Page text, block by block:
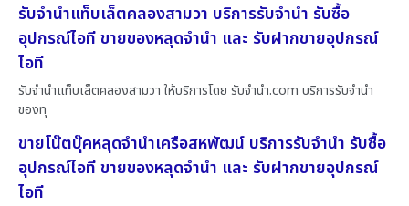
รับจำนำแท็บเล็ตคลองสามวา บริการรับจำนำ รับซื้อ
อุปกรณ์ไอที ขายของหลุดจำนำ และ รับฝากขายอุปกรณ์
ไอที
รับจำนำแท็บเล็ตคลองสามวา ให้บริการโดย รับจํานํา.com บริการรับจำนำ
ของทุ
ขายโน๊ตบุ๊คหลุดจำนำเครือสหพัฒน์ บริการรับจำนำ รับซื้อ
อุปกรณ์ไอที ขายของหลุดจำนำ และ รับฝากขายอุปกรณ์
ไอที